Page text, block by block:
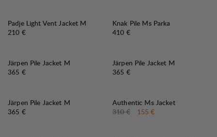
Padje Light Vent Jacket M
Preis:
210 €
Knak Pile Ms Parka
Preis:
410 €
Järpen Pile Jacket M
Preis:
365 €
Järpen Pile Jacket M
Preis:
365 €
Järpen Pile Jacket M
Preis:
365 €
VERKAUF
Authentic Ms Jacket
Originalpreis:
310 € Verkaufspreis
155 €